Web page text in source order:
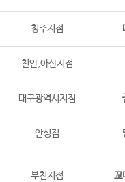
청주지점
천안,아산지점
대구광역시지점
안성점
부천지점 꼬